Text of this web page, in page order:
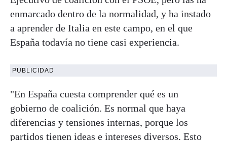
enmarcado dentro de la normalidad, y ha instado
a aprender de Italia en este campo, en el que
España todavía no tiene casi experiencia.
PUBLICIDAD
"En España cuesta comprender qué es un
gobierno de coalición. Es normal que haya
diferencias y tensiones internas, porque los
partidos tienen ideas e intereses diversos. Esto